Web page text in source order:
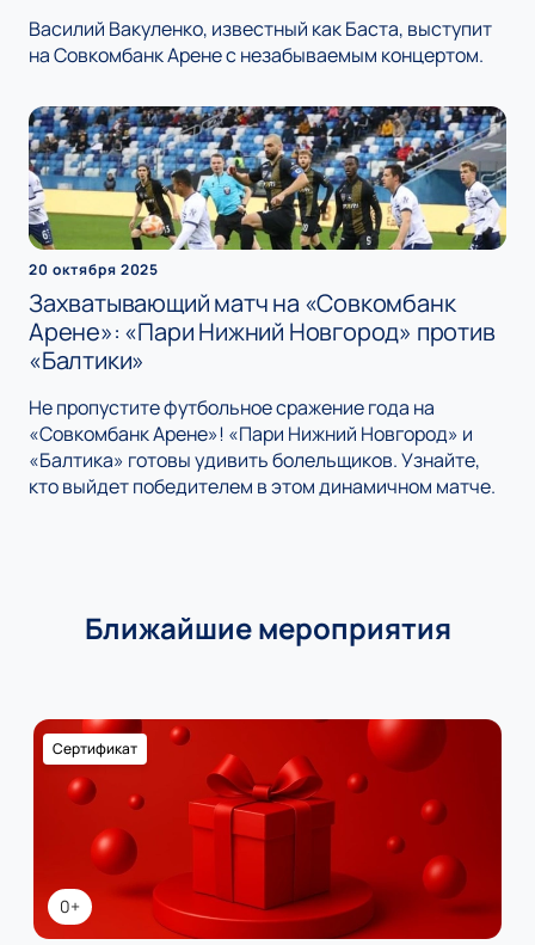
Василий Вакуленко, известный как Баста, выступит
на Совкомбанк Арене с незабываемым концертом.
20 октября 2025
Захватывающий матч на «Совкомбанк
Арене»: «Пари Нижний Новгород» против
«Балтики»
Не пропустите футбольное сражение года на
«Совкомбанк Арене»! «Пари Нижний Новгород» и
«Балтика» готовы удивить болельщиков. Узнайте,
кто выйдет победителем в этом динамичном матче.
Ближайшие мероприятия
0+
Сертификат